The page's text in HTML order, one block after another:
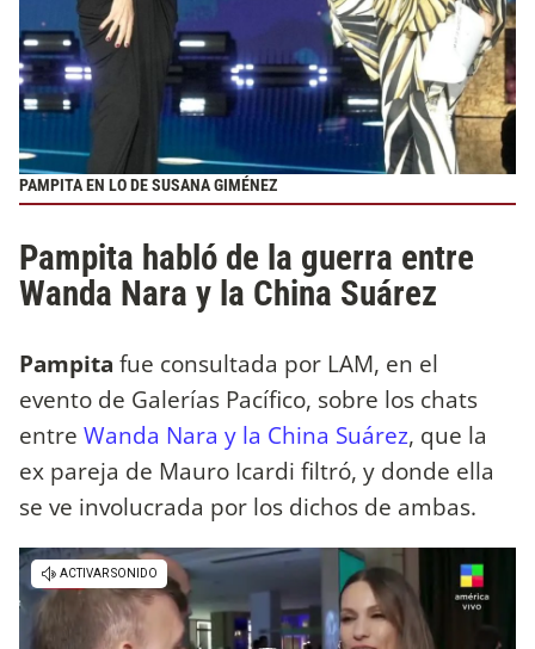
PAMPITA EN LO DE SUSANA GIMÉNEZ
Pampita habló de la guerra entre
Wanda Nara y la China Suárez
Pampita fue consultada por LAM, en el
evento de Galerías Pacífico, sobre los chats
entre Wanda Nara y la China Suárez, que la
ex pareja de Mauro Icardi filtró, y donde ella
se ve involucrada por los dichos de ambas.